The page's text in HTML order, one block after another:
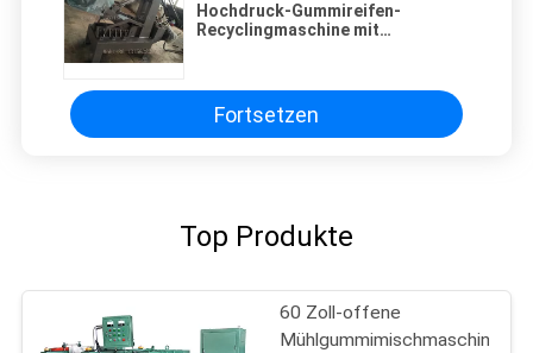
Hochdruck-Gummireifen-
Recyclingmaschine mit
Fortsetzen
Top Produkte
60 Zoll-offene
Mühlgummimischmaschine